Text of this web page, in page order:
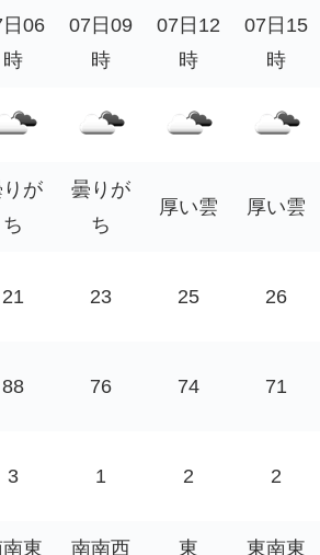
06
時
07日09
時
07日12
時
07日15
時
が
ち
曇りが
ち
厚い雲 厚い雲
21 23 25 26
88 76 74 71
3 1 2 2
東 南南西 東 東南東